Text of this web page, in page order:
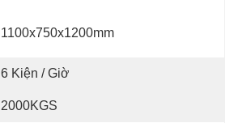
1100x750x1200mm
6 Kiện / Giờ
2000KGS